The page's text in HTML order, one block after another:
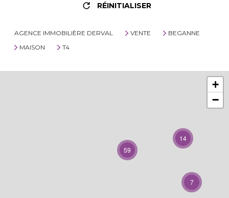
RÉINITIALISER
AGENCE IMMOBILIÈRE DERVAL VENTE
BEGANNE
MAISON
T4
7
14
59
+
−